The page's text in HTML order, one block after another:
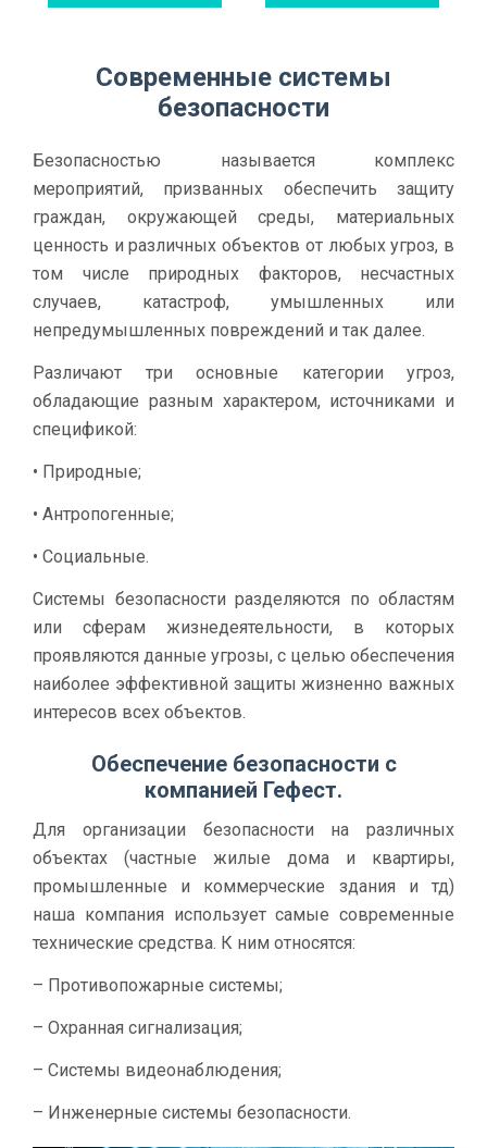
Современные системы
безопасности
Безопасностью называется комплекс
мероприятий, призванных обеспечить защиту
граждан, окружающей среды, материальных
ценность и различных объектов от любых угроз, в
том числе природных факторов, несчастных
случаев, катастроф, умышленных или
непредумышленных повреждений и так далее.
Различают три основные категории угроз,
обладающие разным характером, источниками и
спецификой:
• Природные;
• Антропогенные;
• Социальные.
Системы безопасности разделяются по областям
или сферам жизнедеятельности, в которых
проявляются данные угрозы, с целью обеспечения
наиболее эффективной защиты жизненно важных
интересов всех объектов.
Обеспечение безопасности с
компанией Гефест.
Для организации безопасности на различных
объектах (частные жилые дома и квартиры,
промышленные и коммерческие здания и тд)
наша компания использует самые современные
технические средства. К ним относятся:
– Противопожарные системы;
– Охранная сигнализация;
– Системы видеонаблюдения;
– Инженерные системы безопасности.